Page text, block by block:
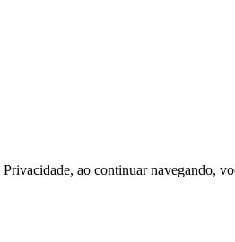
ao continuar navegando,